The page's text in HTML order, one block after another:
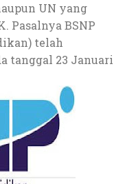
UN yang
Pasalnya BSNP
telah
tanggal 23 Januari